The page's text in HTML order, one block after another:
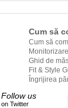
Cum să
Cum să
Ghid de
Fit & Style
Îngrijirea
Follow us
on Twitter